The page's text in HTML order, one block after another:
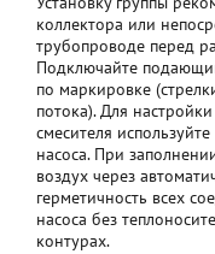
коллектора или
трубопроводе перед
Подключайте
по маркировке
потока). Для
смесителя
насоса. При
воздух через
герметичность всех
насоса без
контурах.